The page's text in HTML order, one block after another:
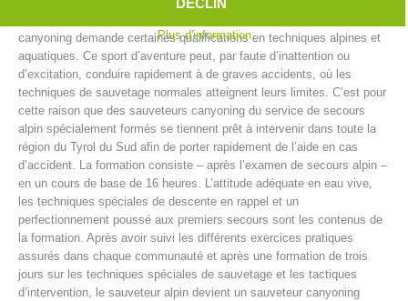
Centres de secours
canyoning demande certaines qualifications en techniques alpines et
aquatiques. Ce sport d’aventure peut, par faute d’inattention ou
d’excitation, conduire rapidement à de graves accidents, où les
techniques de sauvetage normales atteignent leurs limites. C’est pour
cette raison que des sauveteurs canyoning du service de secours
alpin spécialement formés se tiennent prêt à intervenir dans toute la
région du Tyrol du Sud afin de porter rapidement de l’aide en cas
d’accident. La formation consiste – après l’examen de secours alpin –
en un cours de base de 16 heures. L’attitude adéquate en eau vive,
les techniques spéciales de descente en rappel et un
perfectionnement poussé aux premiers secours sont les contenus de
la formation. Après avoir suivi les différents exercices pratiques
assurés dans chaque communauté et après une formation de trois
jours sur les techniques spéciales de sauvetage et les tactiques
d’intervention, le sauveteur alpin devient un sauveteur canyoning
Plus d'information